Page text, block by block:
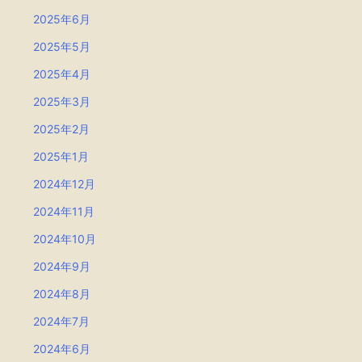
2025年6月
2025年5月
2025年4月
2025年3月
2025年2月
2025年1月
2024年12月
2024年11月
2024年10月
2024年9月
2024年8月
2024年7月
2024年6月